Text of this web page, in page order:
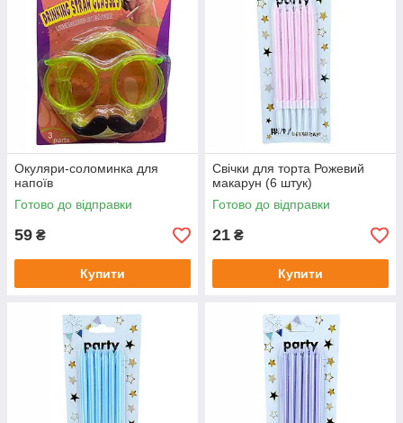
Окуляри-соломинка для
напоїв
Готово до відправки
59 ₴
Купити
Свічки для торта Рожевий
макарун (6 штук)
Готово до відправки
21 ₴
Купити